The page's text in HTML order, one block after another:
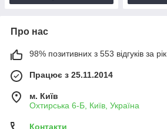
Про нас
98% позитивних з 553 відгуків за рік
Працює з 25.11.2014
м. Київ
Охтирська 6-Б, Київ, Україна
Контакти